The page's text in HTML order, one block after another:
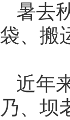
暑去
袋、搬
近年
乃、坝